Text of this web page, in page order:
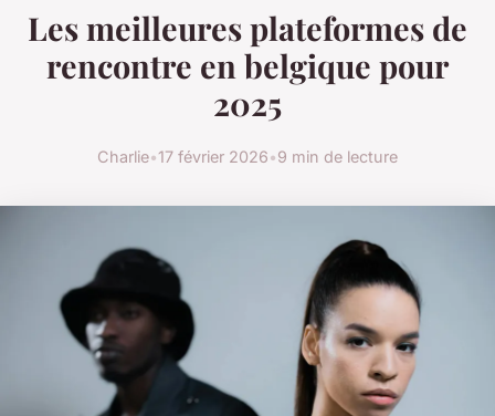
Les meilleures plateformes de
rencontre en belgique pour
2025
Charlie•17 février 2026•9 min de lecture